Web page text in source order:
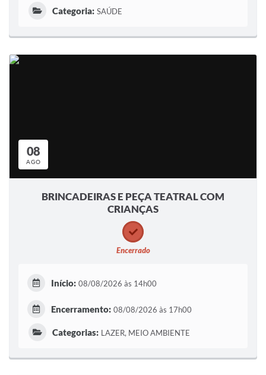
Categoria: SAÚDE
08
AGO
BRINCADEIRAS E PEÇA TEATRAL COM
CRIANÇAS
Encerrado
Início: 08/08/2026 às 14h00
Encerramento: 08/08/2026 às 17h00
Categorias: LAZER, MEIO AMBIENTE